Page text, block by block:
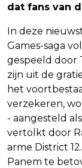
dat fans van
In deze
Games-saga
gespeeld door
zijn uit de
het
verzekeren,
- aangesteld
vertolkt door
arme District
Panem te